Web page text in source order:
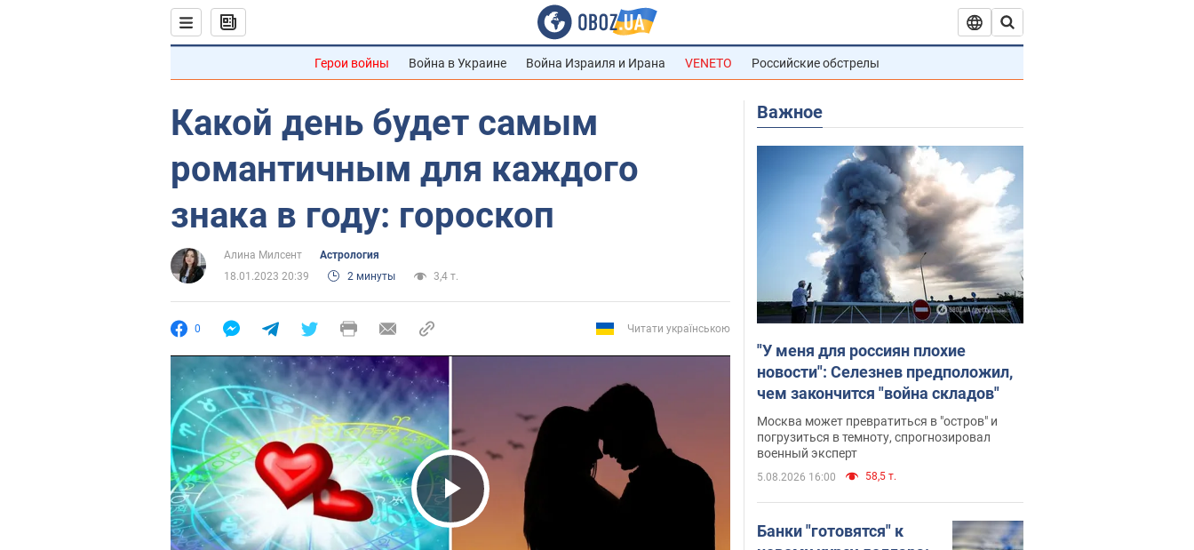
Герои войны Война в Украине Война Израиля и Ирана VENETO Российские обстрелы
Какой день будет самым
романтичным для каждого
знака в году: гороскоп
Алина Милсент
Астрология
18.01.2023 20:39
2 минуты 3,4 т.
0 Читати українською
Play Video
Важное
"У меня для россиян плохие
новости": Селезнев предположил,
чем закончится "война складов"
Москва может превратиться в "остров" и
погрузиться в темноту, спрогнозировал
военный эксперт
5.08.2026 16:00 58,5 т.
Банки "готовятся" к